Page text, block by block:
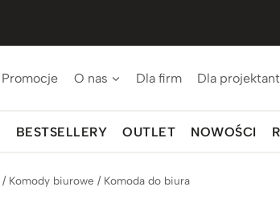
Promocje O nas Dla firm Dla
BESTSELLERY OUTLET NOWOŚCI
/ Komody biurowe / Komoda do biura